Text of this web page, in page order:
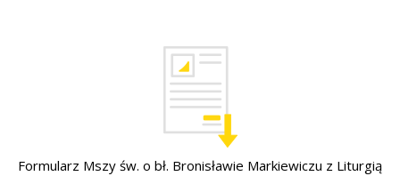
Formularz Mszy św. o bł. Bronisławie Markiewiczu z Liturgią